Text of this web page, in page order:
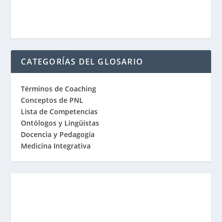
CATEGORÍAS DEL GLOSARIO
Términos de Coaching
Conceptos de PNL
Lista de Competencias
Ontólogos y Lingüistas
Docencia y Pedagogía
Medicina Integrativa